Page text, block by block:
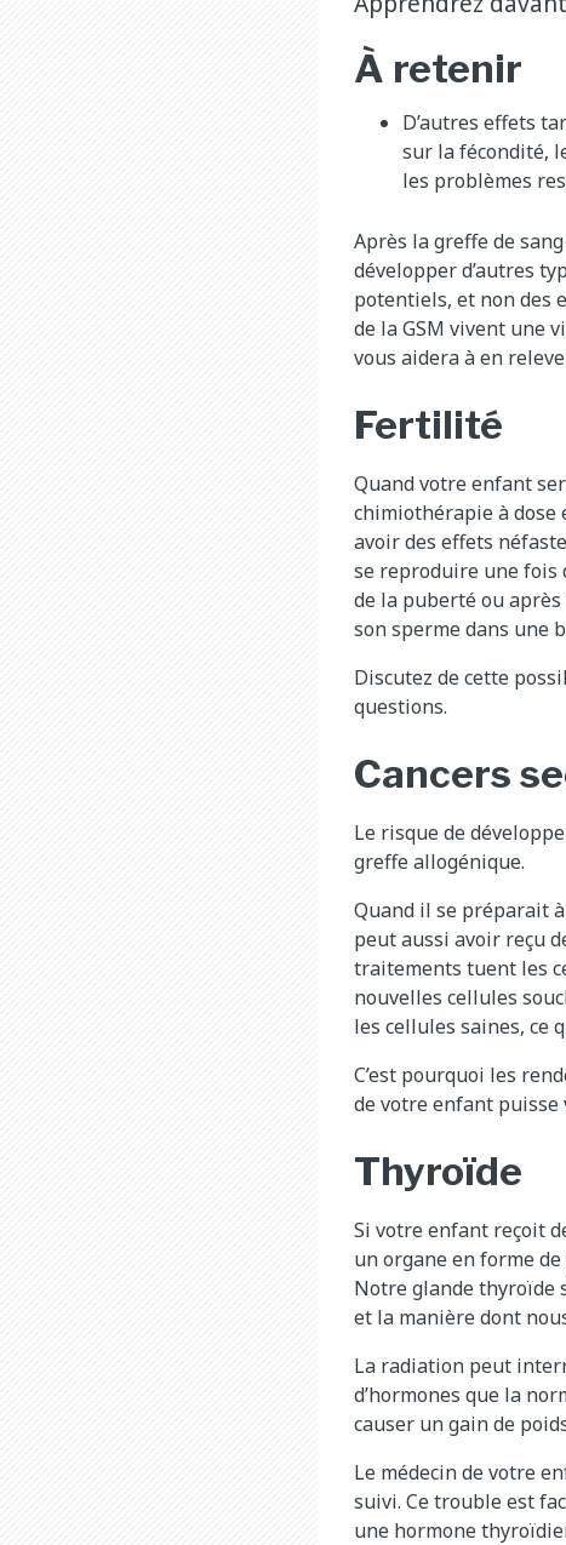
À retenir
D’autres effets
sur la fécondité,
les problèmes
Après la greffe de
développer d’autres
potentiels, et non des
de la GSM vivent une
vous aidera à en
Fertilité
Quand votre enfant
chimiothérapie à dose
avoir des effets
se reproduire une fois
de la puberté ou
son sperme dans une
Discutez de cette
questions.
Cancers
Le risque de
greffe allogénique.
Quand il se préparait
peut aussi avoir reçu
traitements tuent les
nouvelles cellules
les cellules saines, ce
C’est pourquoi les
de votre enfant puisse
Thyroïde
Si votre enfant reçoit
un organe en forme
Notre glande thyroïde
et la manière dont
La radiation peut
d’hormones que la
causer un gain de
Le médecin de votre
suivi. Ce trouble est
une hormone